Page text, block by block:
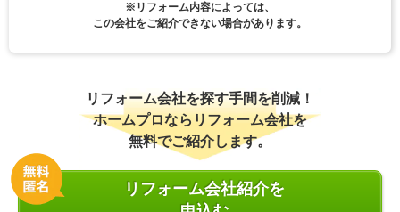
※リフォーム内容によっては、
この会社をご紹介できない場合があります。
リフォーム会社を探す手間を削減！
ホームプロならリフォーム会社を
無料でご紹介します。
リフォーム会社紹介を